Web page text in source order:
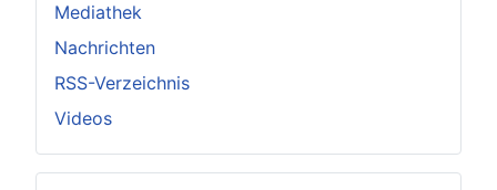
Mediathek
Nachrichten
RSS-Verzeichnis
Videos